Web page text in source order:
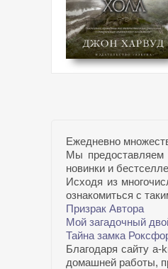
Ежедневно
Мы предоставляем
новинки и
Исходя из
ознакомиться с
Призрак Автора
Мой загадочный
Тайна замка
Благодаря сайту
домашней работы,